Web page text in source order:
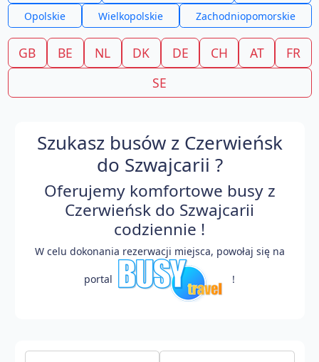
Opolskie
Wielkopolskie Zachodniopomorskie
GB BE NL DK DE CH AT
FR
SE
Szukasz busów z Czerwieńsk
do Szwajcarii ?
Oferujemy komfortowe busy z
Czerwieńsk do Szwajcarii
codziennie !
W celu dokonania rezerwacji miejsca, powołaj się na
portal !